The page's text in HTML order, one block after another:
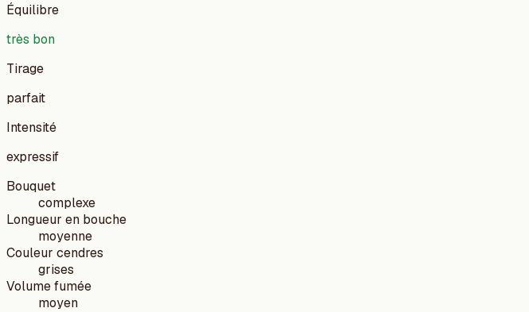
Équilibre
très bon
Tirage
parfait
Intensité
expressif
Bouquet
complexe
Longueur en bouche
moyenne
Couleur cendres
grises
Volume fumée
moyen